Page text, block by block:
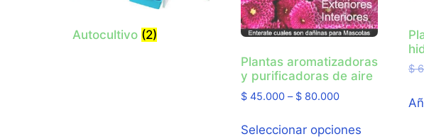
Autocultivo (2)
Plantas aromatizadoras
y purificadoras de aire
$45.000– $80.000
Seleccionar opciones
$